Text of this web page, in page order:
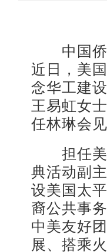
中国侨
近日，美
念华工建
王易虹女
任林琳会
担任美
典活动副
设美国太
裔公共事
中美友好
展、搭乘